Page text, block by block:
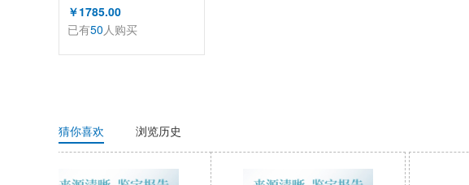
￥1785.00
已有50人购买
猜你喜欢 浏览历史